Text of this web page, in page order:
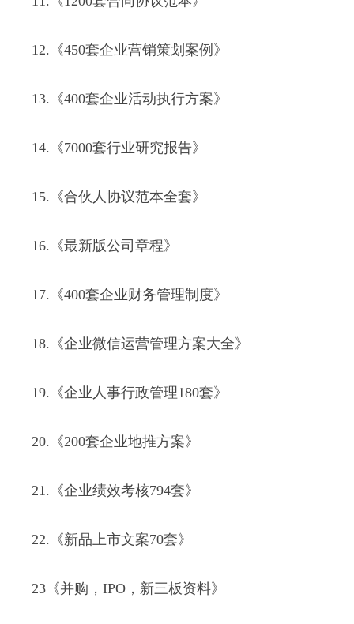
12.《450套企业营销策划案例》
13.《400套企业活动执行方案》
14.《7000套行业研究报告》
15.《合伙人协议范本全套》
16.《最新版公司章程》
17.《400套企业财务管理制度》
18.《企业微信运营管理方案大全》
19.《企业人事行政管理180套》
20.《200套企业地推方案》
21.《企业绩效考核794套》
22.《新品上市文案70套》
23《并购，IPO，新三板资料》